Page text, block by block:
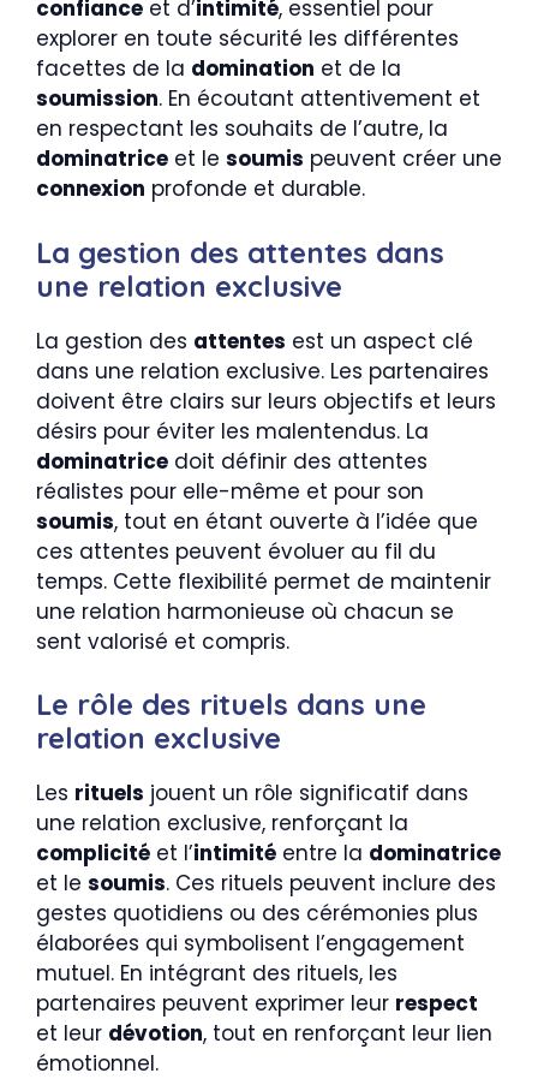
confiance et d’intimité, essentiel pour
explorer en toute sécurité les différentes
facettes de la domination et de la
soumission. En écoutant attentivement et
en respectant les souhaits de l’autre, la
dominatrice et le soumis peuvent créer une
connexion profonde et durable.
La gestion des attentes dans
une relation exclusive
La gestion des attentes est un aspect clé
dans une relation exclusive. Les partenaires
doivent être clairs sur leurs objectifs et leurs
désirs pour éviter les malentendus. La
dominatrice doit définir des attentes
réalistes pour elle-même et pour son
soumis, tout en étant ouverte à l’idée que
ces attentes peuvent évoluer au fil du
temps. Cette flexibilité permet de maintenir
une relation harmonieuse où chacun se
sent valorisé et compris.
Le rôle des rituels dans une
relation exclusive
Les rituels jouent un rôle significatif dans
une relation exclusive, renforçant la
complicité et l’intimité entre la dominatrice
et le soumis. Ces rituels peuvent inclure des
gestes quotidiens ou des cérémonies plus
élaborées qui symbolisent l’engagement
mutuel. En intégrant des rituels, les
partenaires peuvent exprimer leur respect
et leur dévotion, tout en renforçant leur lien
émotionnel.